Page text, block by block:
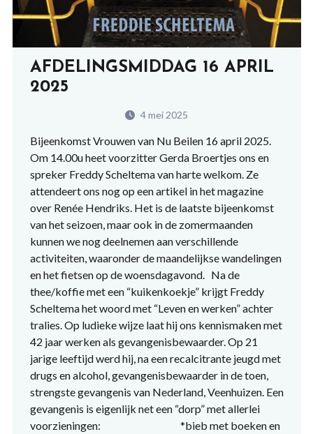
AFDELINGSMIDDAG 16 APRIL
2025
4 mei 2025
Bijeenkomst Vrouwen van Nu Beilen 16 april 2025.
Om 14.00u heet voorzitter Gerda Broertjes ons en
spreker Freddy Scheltema van harte welkom. Ze
attendeert ons nog op een artikel in het magazine
over Renée Hendriks. Het is de laatste bijeenkomst
van het seizoen, maar ook in de zomermaanden
kunnen we nog deelnemen aan verschillende
activiteiten, waaronder de maandelijkse wandelingen
en het fietsen op de woensdagavond. Na de
thee/koffie met een “kuikenkoekje” krijgt Freddy
Scheltema het woord met “Leven en werken” achter
tralies. Op ludieke wijze laat hij ons kennismaken met
42 jaar werken als gevangenisbewaarder. Op 21
jarige leeftijd werd hij, na een recalcitrante jeugd met
drugs en alcohol, gevangenisbewaarder in de toen,
strengste gevangenis van Nederland, Veenhuizen. Een
gevangenis is eigenlijk net een “dorp” met allerlei
voorzieningen: *bieb met boeken en